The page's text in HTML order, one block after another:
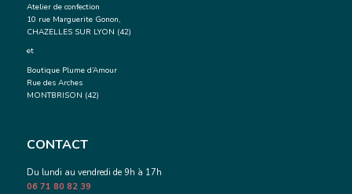
Atelier de confection
10 rue Marguerite Gonon,
CHAZELLES SUR LYON (42)
et
Boutique Plume d’Amour
Rue des Arches
MONTBRISON (42)
CONTACT
Du lundi au vendredi de 9h à 17h
06 71 80 82 39